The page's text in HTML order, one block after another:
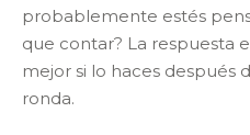
probablemente estés
que contar? La respuesta
mejor si lo haces después
ronda.